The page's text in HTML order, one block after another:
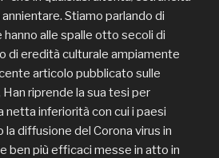
Stiamo parlando di
alle spalle otto secoli di
di eredità culturale ampiamente
articolo pubblicato sulle
Han riprende la sua tesi per
netta inferiorità con cui i paesi
diffusione del Corona virus in
ben più efficaci messe in atto in